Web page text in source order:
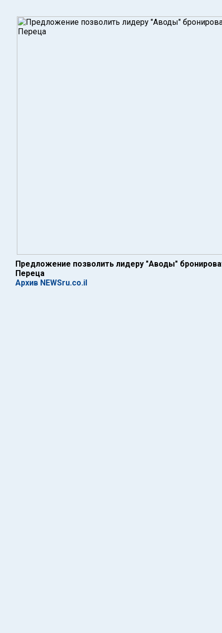
Предложение позволить лидеру "Аводы"
Переца
Архив NEWSru.co.il